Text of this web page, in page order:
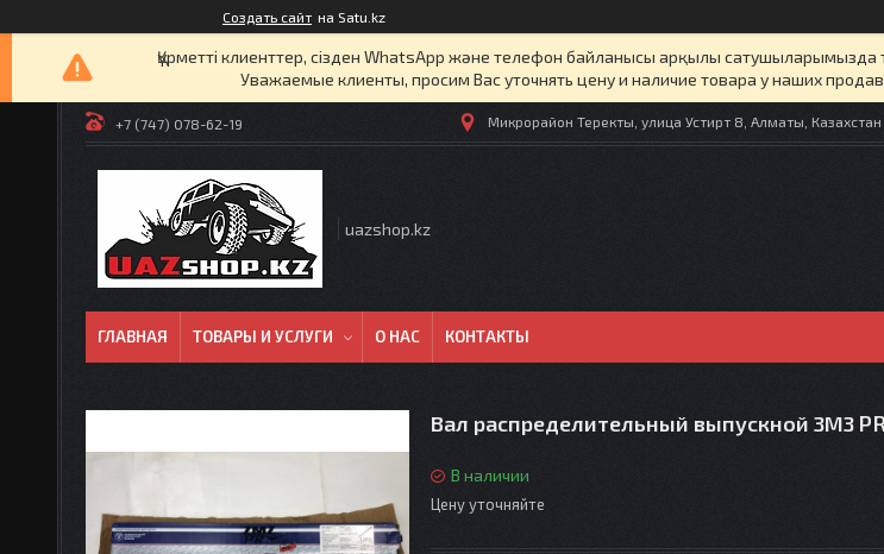
Создать сайт на Satu.kz
Құрметті клиенттер, сізден WhatsApp және телефон байланысы арқылы
Уважаемые клиенты, просим Вас уточнять цену и наличие товара у наших
+7 (747) 078-62-19 Микрорайон Теректы, улица Устирт 8, Алматы, Казахстан
uazshop.kz
ГЛАВНАЯ ТОВАРЫ И УСЛУГИ О НАС КОНТАКТЫ
Вал распределительный выпускной ЗМЗ
В наличии
Цену уточняйте